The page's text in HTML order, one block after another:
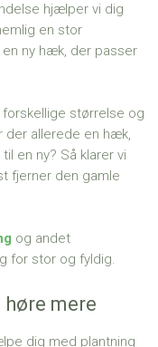
hjælper vi dig
en stor
ny hæk, der passer
størrelse og
der allerede en hæk,
en ny? Så klarer vi
fjerner den gamle
og andet
for stor og fyldig.
mere
dig med plantning